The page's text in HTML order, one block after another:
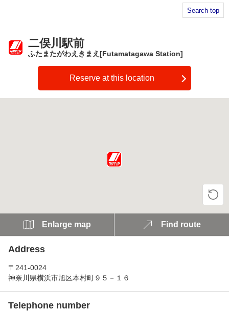
Search top
二俣川駅前
ふたまたがわえきまえ[Futamatagawa Station]
Reserve at this location
Enlarge map Find route
Address
〒241-0024
神奈川県横浜市旭区本村町９５－１６
Telephone number